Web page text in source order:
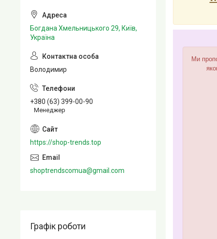
Ми
Богдана Хмельницького 29, Київ,
Україна
Володимир
+380 (63) 399-00-90
Менеджер
https://shop-trends.top
shoptrendscomua@gmail.com
Графік роботи